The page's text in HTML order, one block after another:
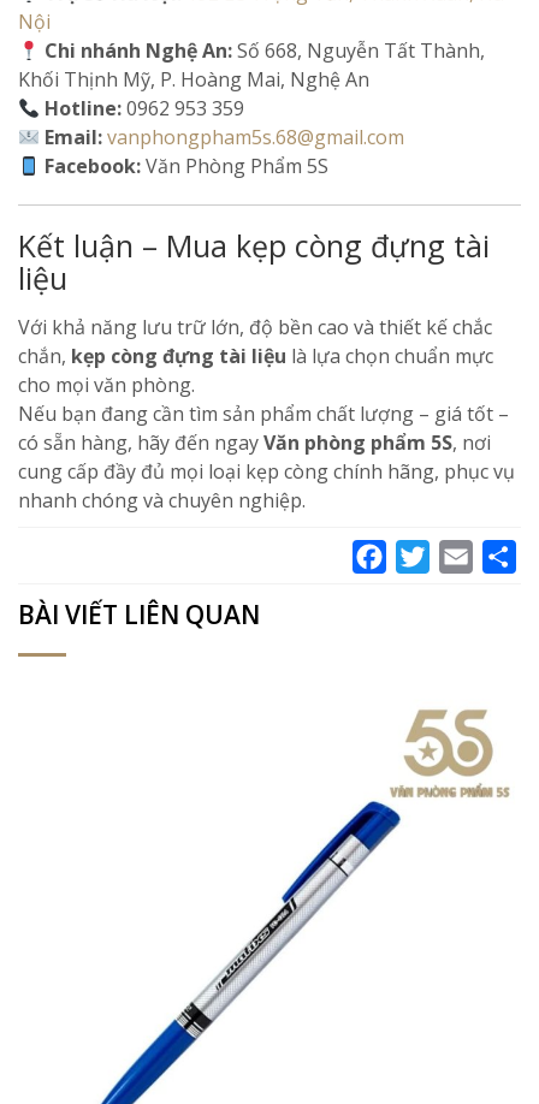
Nội
Chi nhánh Nghệ An:Số 668, Nguyễn Tất Thành,
Khối Thịnh Mỹ, P. Hoàng Mai, Nghệ An
Hotline:0962 953 359
Email:vanphongpham5s.68@gmail.com
Facebook:Văn Phòng Phẩm 5S
Kết luận – Mua kẹp còng đựng tài
liệu
Với khả năng lưu trữ lớn, độ bền cao và thiết kế chắc
chắn, kẹp còng đựng tài liệu là lựa chọn chuẩn mực
cho mọi văn phòng.
Nếu bạn đang cần tìm sản phẩm chất lượng – giá tốt –
có sẵn hàng, hãy đến ngayVăn phòng phẩm 5S, nơi
cung cấp đầy đủ mọi loại kẹp còng chính hãng, phục vụ
nhanh chóng và chuyên nghiệp.
FacebookTwitterEmail
BÀI VIẾT LIÊN QUAN